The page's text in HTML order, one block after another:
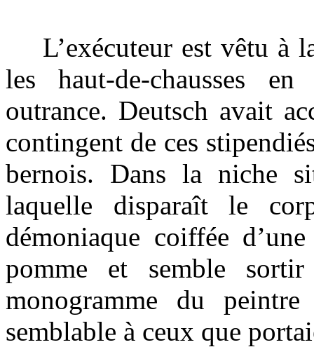
L’exécuteur est vêtu à
les haut-de-chausses
outrance. Deutsch avait
contingent de ces
bernois. Dans la niche
laquelle disparaît le
démoniaque coiffée
pomme et semble
monogramme du
semblable à ceux que